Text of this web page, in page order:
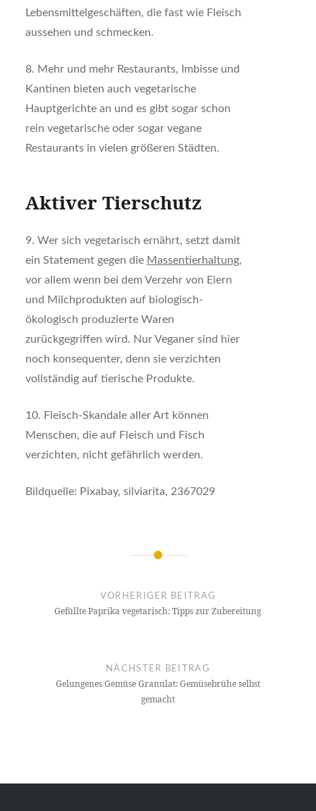
Lebensmittelgeschäften, die fast wie Fleisch
aussehen und schmecken.
8. Mehr und mehr Restaurants, Imbisse und
Kantinen bieten auch vegetarische
Hauptgerichte an und es gibt sogar schon
rein vegetarische oder sogar vegane
Restaurants in vielen größeren Städten.
Aktiver Tierschutz
9. Wer sich vegetarisch ernährt, setzt damit
ein Statement gegen die Massentierhaltung,
vor allem wenn bei dem Verzehr von Eiern
und Milchprodukten auf biologisch-
ökologisch produzierte Waren
zurückgegriffen wird. Nur Veganer sind hier
noch konsequenter, denn sie verzichten
vollständig auf tierische Produkte.
10. Fleisch-Skandale aller Art können
Menschen, die auf Fleisch und Fisch
verzichten, nicht gefährlich werden.
Bildquelle: Pixabay, silviarita, 2367029
NavigationVORHERIGER BEITRAG
Gefüllte Paprika vegetarisch: Tipps zur Zubereitung
NÄCHSTER BEITRAG
Gelungenes Gemüse Granulat: Gemüsebrühe selbst
gemacht